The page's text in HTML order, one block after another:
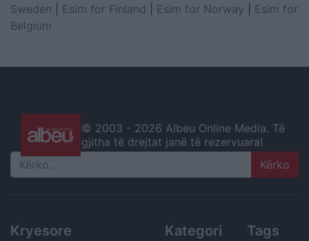
Sweden
Esim for Finland Esim for Norway
Esim for
Belgium
© 2003 - 2026 Albeu Online Media. Të
gjitha të drejtat janë të rezervuara!
Search
Kryesore Kategori Tags